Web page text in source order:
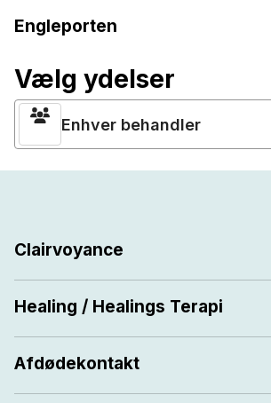
Engleporten
Vælg ydelser
Enhver behandler
Clairvoyance
Healing / Healings Terapi
Afdødekontakt